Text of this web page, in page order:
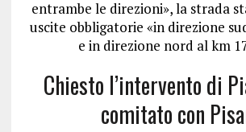
entrambe le direzioni», la strada
uscite obbligatorie «in direzione
e in direzione nord al km
Chiesto l’intervento di
comitato con